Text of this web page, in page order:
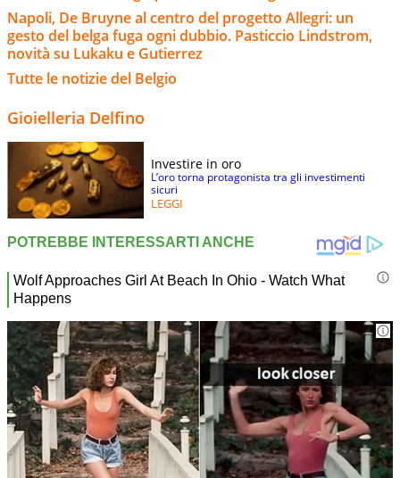
Napoli, De Bruyne al centro del progetto Allegri: un
gesto del belga fuga ogni dubbio. Pasticcio Lindstrom,
novità su Lukaku e Gutierrez
Tutte le notizie del Belgio
Gioielleria Delfino
Investire in oro
L’oro torna protagonista tra gli investimenti
sicuri
LEGGI